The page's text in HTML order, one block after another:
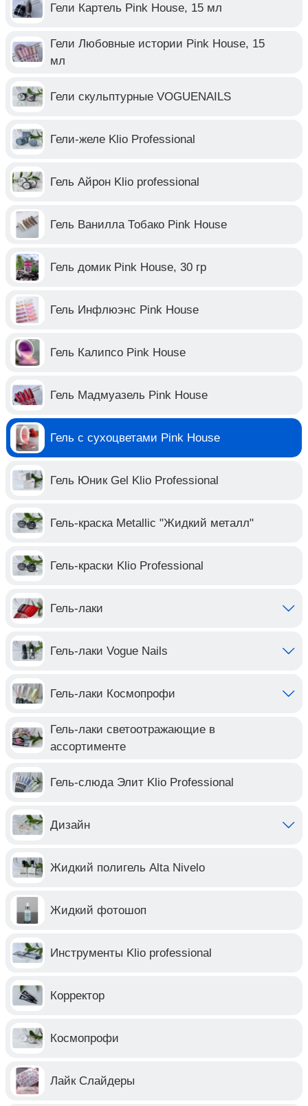
Гели Картель Pink House, 15 мл
Гели Любовные истории Pink House, 15
мл
Гели скульптурные VOGUENAILS
Гели-желе Klio Professional
Гель Айрон Klio professional
Гель Ванилла Тобако Pink House
Гель домик Pink House, 30 гр
Гель Инфлюэнс Pink House
Гель Калипсо Pink House
Гель Мадмуазель Pink House
Гель с сухоцветами Pink House
Гель Юник Gel Klio Professional
Гель-краска Metallic "Жидкий металл"
Гель-краски Klio Professional
Гель-лаки
Гель-лаки Vogue Nails
Гель-лаки Космопрофи
Гель-лаки светоотражающие в
ассортименте
Гель-слюда Элит Klio Professional
Дизайн
Жидкий полигель Alta Nivelo
Жидкий фотошоп
Инструменты Klio professional
Корректор
Космопрофи
Лайк Слайдеры